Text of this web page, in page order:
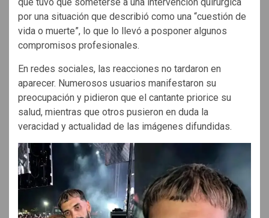
por una situación que describió como una “cuestión de
vida o muerte”, lo que lo llevó a posponer algunos
compromisos profesionales.
En redes sociales, las reacciones no tardaron en
aparecer. Numerosos usuarios manifestaron su
preocupación y pidieron que el cantante priorice su
salud, mientras que otros pusieron en duda la
veracidad y actualidad de las imágenes difundidas.